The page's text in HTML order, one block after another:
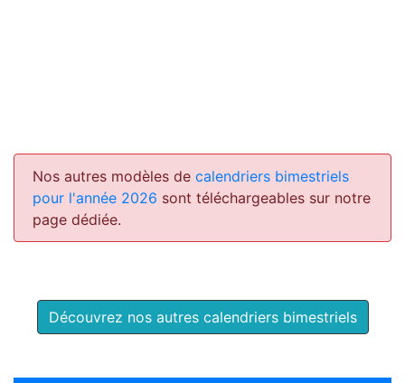
Nos autres modèles de calendriers bimestriels
pour l'année 2026 sont téléchargeables sur notre
page dédiée.
Découvrez nos autres calendriers bimestriels